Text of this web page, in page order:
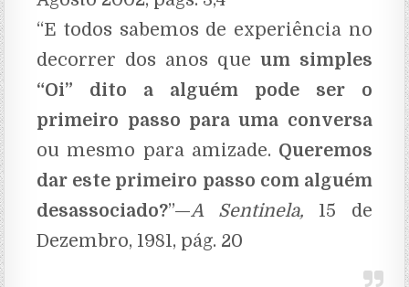
“E todos sabemos de experiência no
decorrer dos anos que um simples
“Oi” dito a alguém pode ser o
primeiro passo para uma conversa
ou mesmo para amizade. Queremos
dar este primeiro passo com alguém
desassociado?”—A Sentinela, 15 de
Dezembro, 1981, pág. 20